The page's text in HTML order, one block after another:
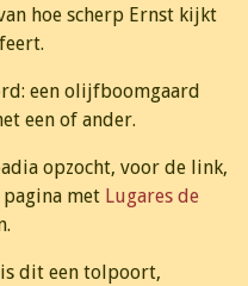
hoe scherp Ernst kijkt
een olijfboomgaard
een of ander.
opzocht, voor de link,
met Lugares de
dit een tolpoort,